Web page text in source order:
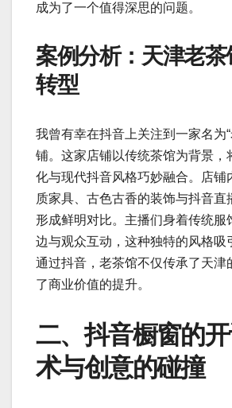
成为了一个值得深思的问题。
案例分析：天津老
转型
我曾有幸在抖音上关注到一家名为
铺。这家店铺以传统茶馆为背景，
化与现代抖音风格巧妙融合。店铺
质家具、古色古香的装饰与抖音直
形成鲜明对比。主播们身着传统服
边与观众互动，这种独特的风格吸
通过抖音，老茶馆不仅传承了天津
了商业价值的提升。
二、抖音橱窗的
术与创意的碰撞